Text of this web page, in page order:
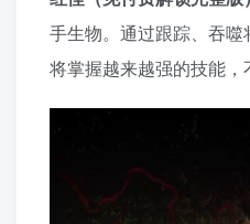
手生物。通过跟踪、吞
将掌握越来越强的技能，